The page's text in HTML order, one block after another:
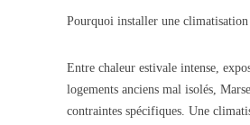
Pourquoi installer une
Entre chaleur estivale intense,
logements anciens mal isolés,
contraintes spécifiques. Une